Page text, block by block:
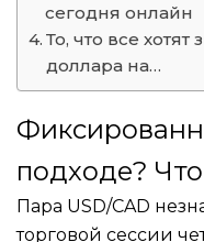
сегодня онлайн
То, что все хотят
доллара на…
подходе?
Пара USD/CAD
торговой сессии